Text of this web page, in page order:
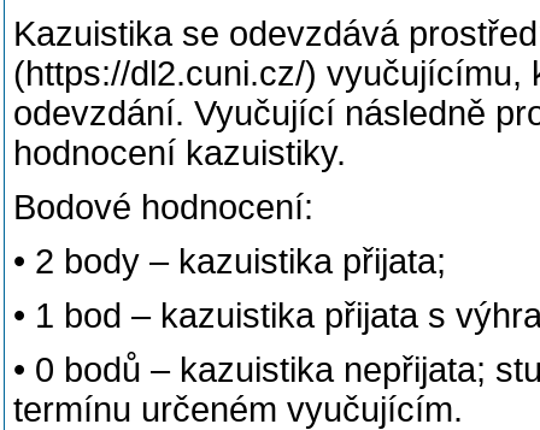
Kazuistika se odevzdává
(https://dl2.cuni.cz/)
odevzdání. Vyučující následně
hodnocení kazuistiky.
Bodové hodnocení:
• 2 body – kazuistika přijata;
• 1 bod – kazuistika přijata s
• 0 bodů – kazuistika nepřijata;
termínu určeném vyučujícím.